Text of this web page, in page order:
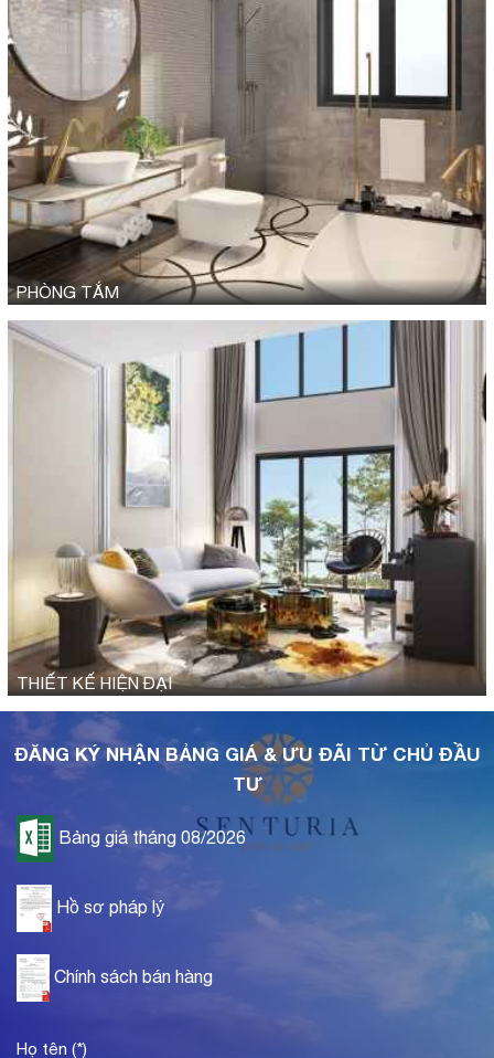
PHÒNG TẮM
THIẾT KẾ HIỆN ĐẠI
ĐĂNG KÝ NHẬN BẢNG GIÁ & ƯU ĐÃI TỪ CHỦ ĐẦU
TƯ
Bảng giá tháng 08/2026
Hồ sơ pháp lý
Chính sách bán hàng